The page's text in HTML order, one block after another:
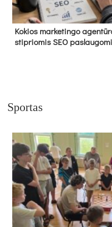
Kokios marketingo
stipriomis SEO
Sportas